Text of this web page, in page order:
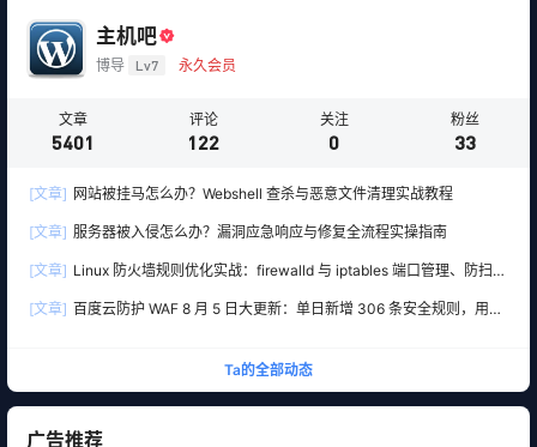
主机吧
博导 Lv7 永久会员
文章
5401
评论
122
关注
0
粉丝
33
[文章] 网站被挂马怎么办？Webshell 查杀与恶意文件清理实战教程
[文章] 服务器被入侵怎么办？漏洞应急响应与修复全流程实操指南
[文章] Linux 防火墙规则优化实战：firewalld 与 iptables 端口管理、防扫描
[文章] 百度云防护 WAF 8 月 5 日大更新：单日新增 306 条安全规则，用友
Ta的全部动态
广告推荐